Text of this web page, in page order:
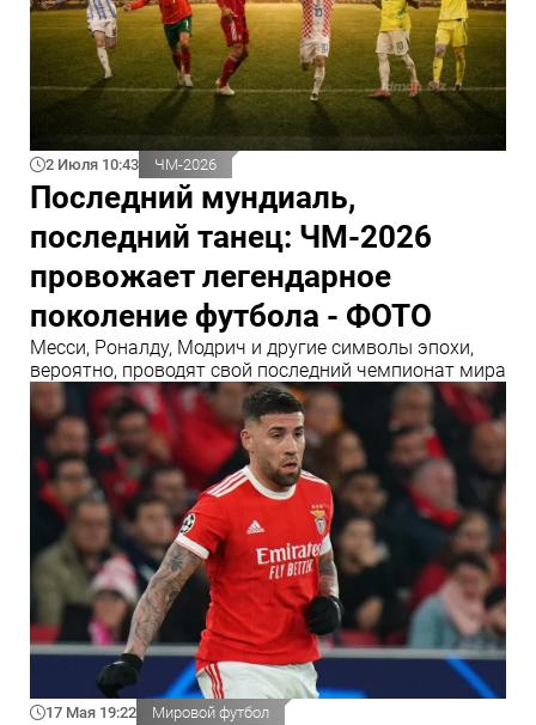
2 Июля 10:43 ЧМ-2026
Последний мундиаль,
последний танец: ЧМ-2026
провожает легендарное
поколение футбола - ФОТО
Месси, Роналду, Модрич и другие символы эпохи,
вероятно, проводят свой последний чемпионат мира
17 Мая 19:22 Мировой футбол